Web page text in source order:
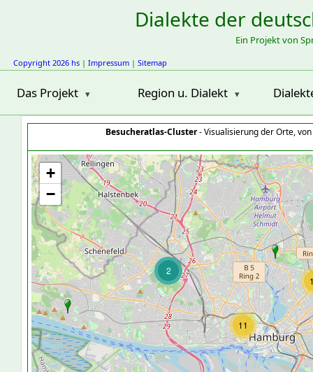
Dialekte der
Ein Projekt von
Copyright 2026 hs | Impressum | Sitemap
Das Projekt Region u. Dialekt
Besucheratlas-Cluster- Visualisierung der Orte,
2
11
+
−